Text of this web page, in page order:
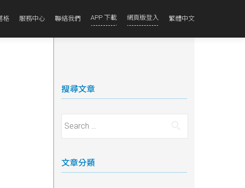
格 服務中心 聯絡我們 APP 下載 網頁版登入 繁體中文
搜尋文章
Search for:
文章分類